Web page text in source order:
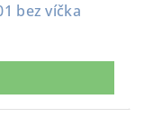
bez víčka